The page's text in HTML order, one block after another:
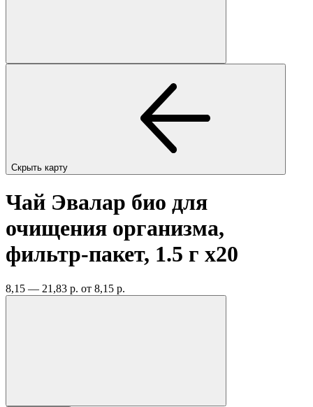
Скрыть карту
Чай Эвалар био для
очищения организма,
фильтр-пакет, 1.5 г x20
8,15 — 21,83 р. от 8,15 р.